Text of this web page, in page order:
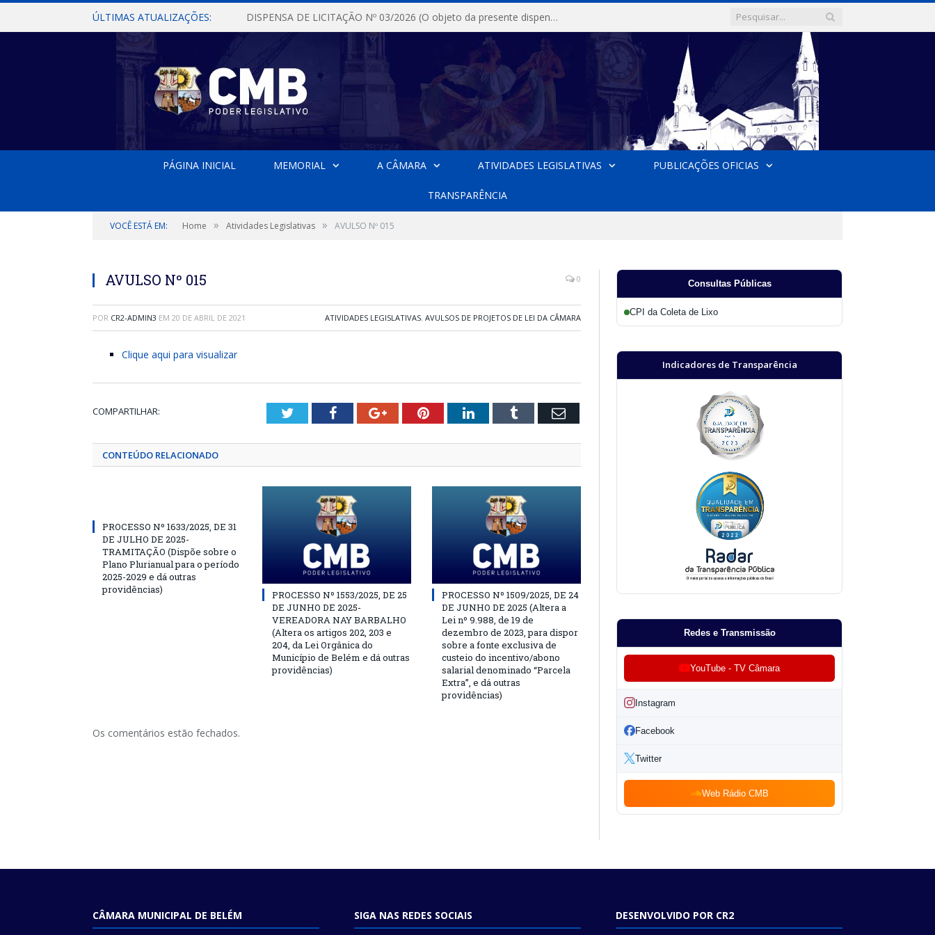
ÚLTIMAS ATUALIZAÇÕES: DISPENSA DE LICITAÇÃO Nº 03/2026 (O objeto da presente dispensa é a escolha da proposta mais vantajosa para a aquisição, de aparelhos de ar condicionado, tipo Split, com material de instalação e fogão industrial, conforme condições, quantidades e exigências estabelecidas no termo de referencia e neste aviso de contratação direta e seus anexos)
PÁGINA INICIAL MEMORIAL A CÂMARA ATIVIDADES LEGISLATIVAS PUBLICAÇÕES OFICIAS
TRANSPARÊNCIA
VOCÊ ESTÁ EM: Home » Atividades Legislativas » AVULSO Nº 015
AVULSO Nº 015 0
POR CR2-ADMIN3 EM 20 DE ABRIL DE 2021 ATIVIDADES LEGISLATIVAS, AVULSOS DE PROJETOS DE LEI DA CÂMARA
Clique aqui para visualizar
COMPARTILHAR: TwitterFacebookGoogle+PinterestLinkedInTumblr Email
CONTEÚDO RELACIONADO
PROCESSO Nº 1633/2025, DE 31
DE JULHO DE 2025-
TRAMITAÇÃO (Dispõe sobre o
Plano Plurianual para o período
2025-2029 e dá outras
providências)
PROCESSO Nº 1553/2025, DE 25
DE JUNHO DE 2025-
VEREADORA NAY BARBALHO
(Altera os artigos 202, 203 e
204, da Lei Orgânica do
Município de Belém e dá outras
providências)
PROCESSO Nº 1509/2025, DE 24
DE JUNHO DE 2025 (Altera a
Lei nº 9.988, de 19 de
dezembro de 2023, para dispor
sobre a fonte exclusiva de
custeio do incentivo/abono
salarial denominado “Parcela
Extra”, e dá outras
providências)
Os comentários estão fechados.
Consultas Públicas
CPI da Coleta de Lixo
Indicadores de Transparência
Redes e Transmissão
YouTube - TV Câmara
Instagram
Facebook
Twitter
Web Rádio CMB
CÂMARA MUNICIPAL DE BELÉM SIGA NAS REDES SOCIAIS DESENVOLVIDO POR CR2